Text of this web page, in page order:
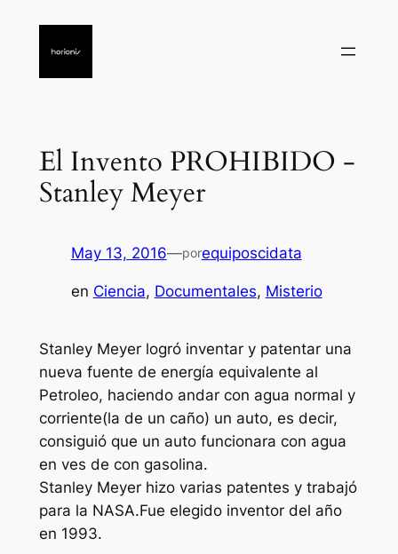
El Invento PROHIBIDO -
Stanley Meyer
May 13, 2016—porequiposcidata
en Ciencia, Documentales, Misterio
Stanley Meyer logró inventar y patentar una
nueva fuente de energía equivalente al
Petroleo, haciendo andar con agua normal y
corriente(la de un caño) un auto, es decir,
consiguió que un auto funcionara con agua
en ves de con gasolina.
Stanley Meyer hizo varias patentes y trabajó
para la NASA.Fue elegido inventor del año
en 1993.